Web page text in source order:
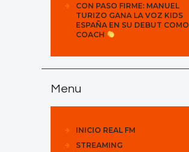
CON PASO FIRME: MANUEL
TURIZO GANA LA VOZ KIDS
ESPAÑA EN SU DEBUT COMO
COACH
Menu
INICIO REAL FM
STREAMING